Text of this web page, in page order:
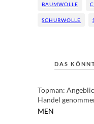
BAUMWOLLE
SCHURWOLLE
DAS
Topman:
Handel
MEN